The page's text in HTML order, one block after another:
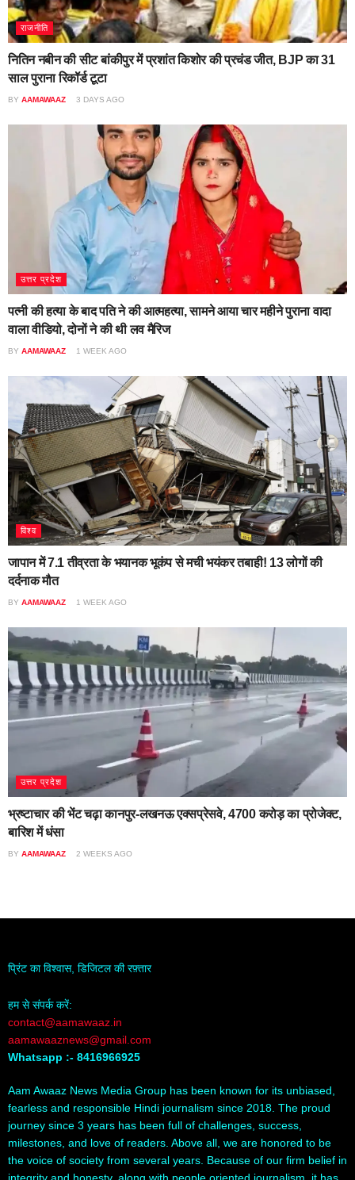
राजनीति
नितिन नबीन की सीट बांकीपुर में प्रशांत किशोर की प्रचंड जीत, BJP का 31
साल पुराना रिकॉर्ड टूटा
BY AAMAWAAZ 3 DAYS AGO
उत्तर प्रदेश
पत्नी की हत्या के बाद पति ने की आत्महत्या, सामने आया चार महीने पुराना वादा
वाला वीडियो, दोनों ने की थी लव मैरिज
BY AAMAWAAZ 1 WEEK AGO
विश्व
जापान में 7.1 तीव्रता के भयानक भूकंप से मची भयंकर तबाही! 13 लोगों की
दर्दनाक मौत
BY AAMAWAAZ 1 WEEK AGO
उत्तर प्रदेश
भ्रष्टाचार की भेंट चढ़ा कानपुर-लखनऊ एक्सप्रेसवे, 4700 करोड़ का प्रोजेक्ट,
बारिश में धंसा
BY AAMAWAAZ 2 WEEKS AGO
प्रिंट का विश्वास, डिजिटल की रफ़्तार
हम से संपर्क करें:
contact@aamawaaz.in
aamawaaznews@gmail.com
Whatsapp :- 8416966925
Aam Awaaz News Media Group has been known for its unbiased,
fearless and responsible Hindi journalism since 2018. The proud
journey since 3 years has been full of challenges, success,
milestones, and love of readers. Above all, we are honored to be
the voice of society from several years. Because of our firm belief in